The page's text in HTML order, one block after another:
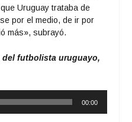
Uruguay trataba de
por el medio, de ir por
más», subrayó.
del futbolista uruguayo,
00:00